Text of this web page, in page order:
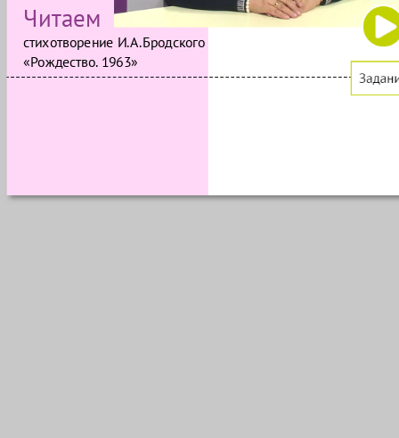
Читаем
стихотворение И.А.Бродского
«Рождество. 1963»